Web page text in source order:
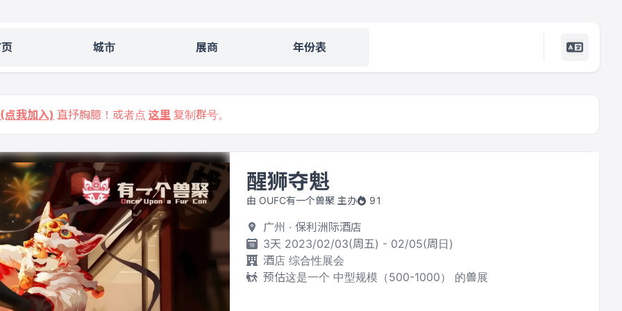
城市 展商 年份表
我加入) 直抒胸臆！或者点 这里 复制群号。
醒狮夺魁
由 OUFC有一个兽聚 主办 91
广州 · 保利洲际酒店
3天 2023/02/03(周五) - 02/05(周日)
酒店 综合性展会
预估这是一个 中型规模（500-1000） 的兽展